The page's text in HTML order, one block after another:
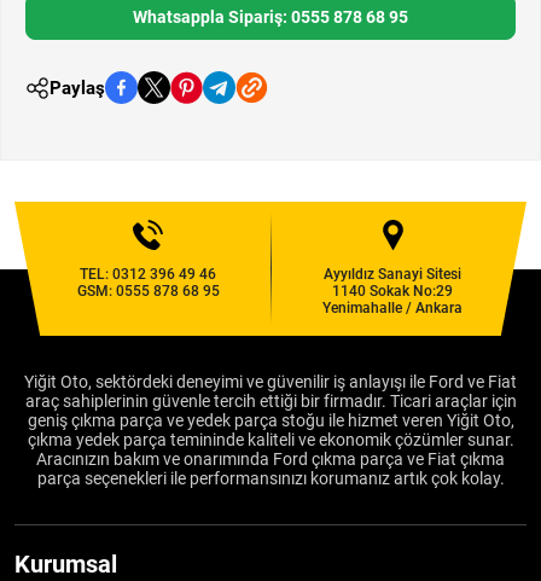
Whatsappla Sipariş: 0555 878 68 95
Paylaş
TEL:0312 396 49 46
GSM: 0555 878 68 95
Ayyıldız Sanayi Sitesi
1140 Sokak No:29
Yenimahalle / Ankara
Yiğit Oto, sektördeki deneyimi ve güvenilir iş anlayışı ile Ford ve Fiat
araç sahiplerinin güvenle tercih ettiği bir firmadır. Ticari araçlar için
geniş çıkma parça ve yedek parça stoğu ile hizmet veren Yiğit Oto,
çıkma yedek parça temininde kaliteli ve ekonomik çözümler sunar.
Aracınızın bakım ve onarımında Ford çıkma parça ve Fiat çıkma
parça seçenekleri ile performansınızı korumanız artık çok kolay.
Kurumsal